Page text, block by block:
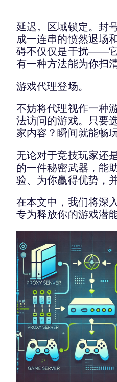
延迟。区域锁定。封
成一连串的愤然退场
碍不仅仅是干扰——它
有一种方法能为你扫
游戏代理登场。
不妨将代理视作一种
法访问的游戏。只要
家内容？瞬间就能畅
无论对于竞技玩家还
的一件秘密武器，能
验、为你赢得优势，
在本文中，我们将深
专为释放你的游戏潜